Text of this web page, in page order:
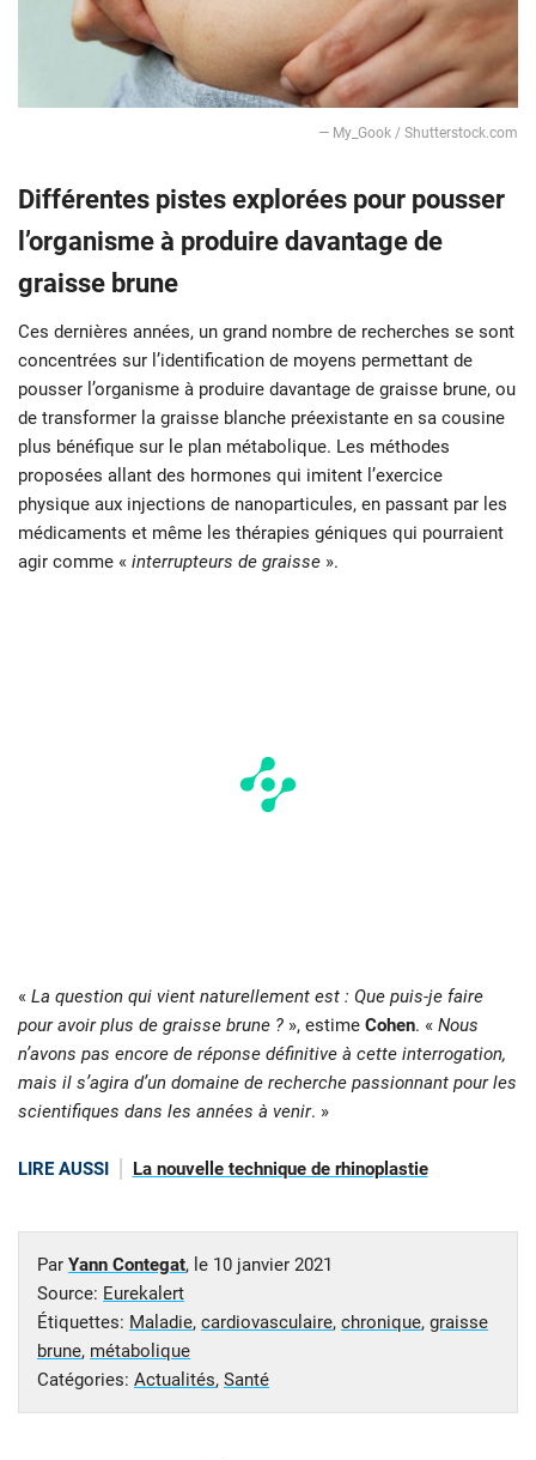
— My_Gook / Shutterstock.com
Différentes pistes explorées pour pousser
l’organisme à produire davantage de
graisse brune
Ces dernières années, un grand nombre de recherches se sont
concentrées sur l’identification de moyens permettant de
pousser l’organisme à produire davantage de graisse brune, ou
de transformer la graisse blanche préexistante en sa cousine
plus bénéfique sur le plan métabolique. Les méthodes
proposées allant des hormones qui imitent l’exercice
physique aux injections de nanoparticules, en passant par les
médicaments et même les thérapies géniques qui pourraient
agir comme « interrupteurs de graisse ».
« La question qui vient naturellement est : Que puis-je faire
pour avoir plus de graisse brune ? », estime Cohen. « Nous
n’avons pas encore de réponse définitive à cette interrogation,
mais il s’agira d’un domaine de recherche passionnant pour les
scientifiques dans les années à venir. »
LIRE AUSSI La nouvelle technique de rhinoplastie
Par Yann Contegat, le 10 janvier 2021
Source: Eurekalert
Étiquettes: Maladie, cardiovasculaire, chronique, graisse
brune, métabolique
Catégories: Actualités, Santé